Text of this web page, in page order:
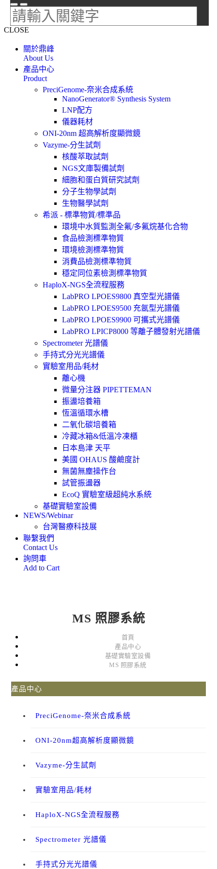
CLOSE
關於鼎峰
About Us
產品中心
Product
PreciGenome-奈米合成系統
NanoGenerator® Synthesis System
LNP配方
儀器耗材
ONI-20nm 超高解析度顯微鏡
Vazyme-分生試劑
核酸萃取試劑
NGS文庫製備試劑
細胞和蛋白質研究試劑
分子生物學試劑
生物醫學試劑
希派 - 標準物質/標準品
環境中水質監測全氟/多氟烷基化合物
食品檢測標準物質
環境檢測標準物質
消費品檢測標準物質
穩定同位素檢測標準物質
HaploX-NGS全流程服務
LabPRO LPOES9800 真空型光譜儀
LabPRO LPOES9500 充氬型光譜儀
LabPRO LPOES9900 可攜式光譜儀
LabPRO LPICP8000 等離子體發射光譜儀
Spectrometer 光譜儀
手持式分光光譜儀
實驗室用品/耗材
離心機
微量分注器 PIPETTEMAN
振盪培養箱
恆溫循環水槽
二氧化碳培養箱
冷藏冰箱&低溫冷凍櫃
日本島津 天平
美國 OHAUS 酸鹼度計
無菌無塵操作台
試管振盪器
EcoQ 實驗室級超純水系統
基礎實驗室設備
NEWS/Webinar
台灣醫療科技展
聯繫我們
Contact Us
詢問車
Add to Cart
MS 照膠系統
首頁
產品中心
基礎實驗室設備
MS 照膠系統
產品中心
PreciGenome-奈米合成系統
ONI-20nm超高解析度顯微鏡
Vazyme-分生試劑
實驗室用品/耗材
HaploX-NGS全流程服務
Spectrometer 光譜儀
手持式分光光譜儀